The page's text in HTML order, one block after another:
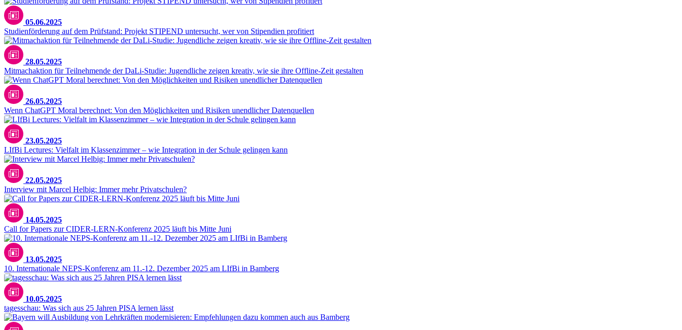
05.06.2025
Studienförderung auf dem Prüfstand: Projekt STIPEND untersucht, wer von Stipendien profitiert
28.05.2025
Mitmachaktion für Teilnehmende der DaLi-Studie: Jugendliche zeigen kreativ, wie sie ihre Offline-Zeit gestalten
26.05.2025
Wenn ChatGPT Moral berechnet: Von den Möglichkeiten und Risiken unendlicher Datenquellen
23.05.2025
LIfBi Lectures: Vielfalt im Klassenzimmer – wie Integration in der Schule gelingen kann
22.05.2025
Interview mit Marcel Helbig: Immer mehr Privatschulen?
14.05.2025
Call for Papers zur CIDER-LERN-Konferenz 2025 läuft bis Mitte Juni
13.05.2025
10. Internationale NEPS-Konferenz am 11.-12. Dezember 2025 am LIfBi in Bamberg
10.05.2025
tagesschau: Was sich aus 25 Jahren PISA lernen lässt